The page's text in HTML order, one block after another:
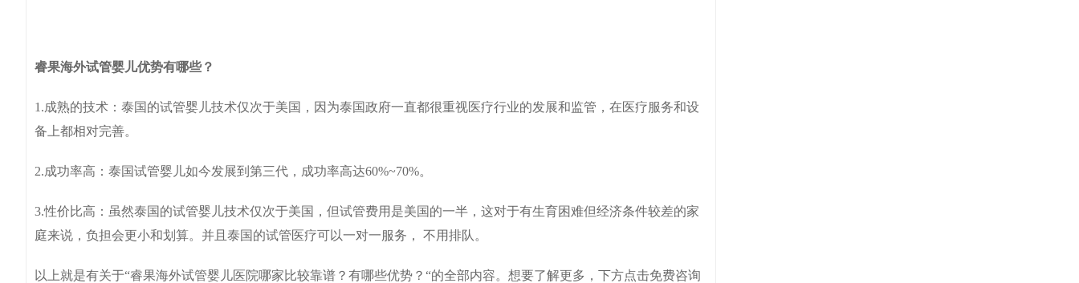
睿果海外试管婴儿优势有哪些？
1.成熟的技术：泰国的试管婴儿技术仅次于美国，因为泰国政府一直都很重视医疗行业的发展和监管，在医疗服务和设
备上都相对完善。
2.成功率高：泰国试管婴儿如今发展到第三代，成功率高达60%~70%。
3.性价比高：虽然泰国的试管婴儿技术仅次于美国，但试管费用是美国的一半，这对于有生育困难但经济条件较差的家
庭来说，负担会更小和划算。并且泰国的试管医疗可以一对一服务， 不用排队。
以上就是有关于“睿果海外试管婴儿医院哪家比较靠谱？有哪些优势？“的全部内容。想要了解更多，下方点击免费咨询